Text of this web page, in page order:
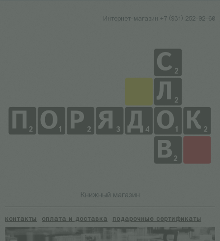
Интернет-магазин +7 (931) 252-92-60
Книжный магазин
контакты оплата и доставка подарочные сертификаты